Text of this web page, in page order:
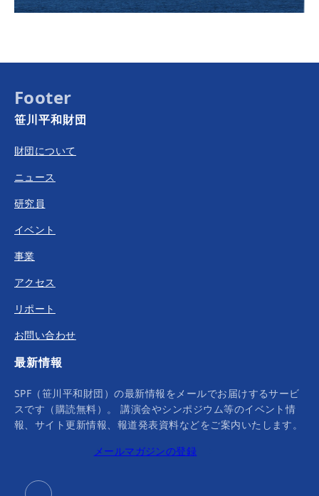
Footer
笹川平和財団
財団について
ニュース
研究員
イベント
事業
アクセス
リポート
お問い合わせ
最新情報
SPF（笹川平和財団）の最新情報をメールでお届けするサービ
スです（購読無料）。 講演会やシンポジウム等のイベント情
報、サイト更新情報、報道発表資料などをご案内いたします。
メールマガジンの登録